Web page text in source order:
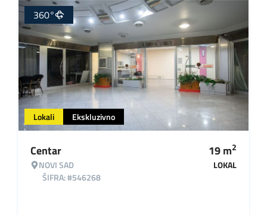
Lokali Ekskluzivno
360°
Centar
NOVI SAD
ŠIFRA: #546268
19m2
LOKAL